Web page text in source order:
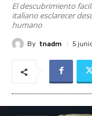
El descubrimiento
italiano esclarecer
humano
By tnadm 5